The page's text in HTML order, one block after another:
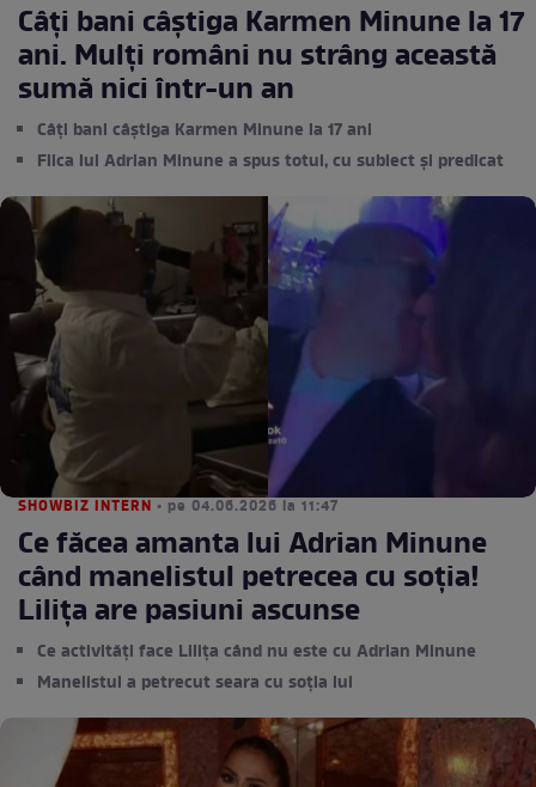
Câți bani câștiga Karmen Minune la 17
ani. Mulți români nu strâng această
sumă nici într-un an
Câți bani câștiga Karmen Minune la 17 ani
Fiica lui Adrian Minune a spus totul, cu subiect și predicat
SHOWBIZ INTERN • pe 04.06.2026 la 11:47
Ce făcea amanta lui Adrian Minune
când manelistul petrecea cu soția!
Lilița are pasiuni ascunse
Ce activități face Lilița când nu este cu Adrian Minune
Manelistul a petrecut seara cu soția lui